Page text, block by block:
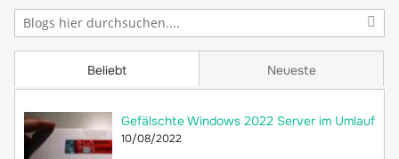
Beliebt
Gefälschte Windows 2022 Server im Umlauf
10/08/2022
Neueste